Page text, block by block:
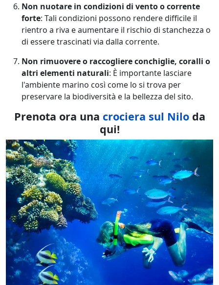
Non nuotare in condizioni di vento o corrente
forte: Tali condizioni possono rendere difficile il
rientro a riva e aumentare il rischio di stanchezza o
di essere trascinati via dalla corrente.
Non rimuovere o raccogliere conchiglie, coralli o
altri elementi naturali: È importante lasciare
l'ambiente marino così come lo si trova per
preservare la biodiversità e la bellezza del sito.
Prenota ora una crociera sul Niloda
qui!